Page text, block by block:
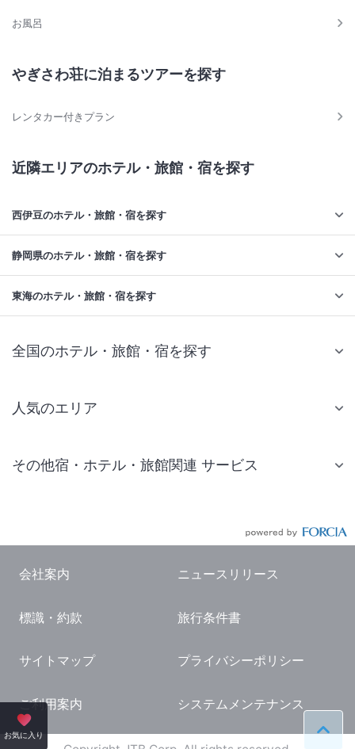
お気に入り ペー
お風呂
やぎさわ荘に泊まるツアーを探す
レンタカー付きプラン
近隣エリアのホテル・旅館・宿を探す
西伊豆のホテル・旅館・宿を探す
静岡県のホテル・旅館・宿を探す
東海のホテル・旅館・宿を探す
全国のホテル・旅館・宿を探す
人気のエリア
仙台 ホテル
東京ドーム ホテル
横浜 ホテル
熱海 ホテル
京都 ホテル
その他宿・ホテル・旅館関連 サービス
国内観光ガイド
旅行・観光情報
会社案内 ニュースリリース
標識・約款 旅行条件書
サイトマップ プライバシーポリシー
ご利用案内 システムメンテナンス